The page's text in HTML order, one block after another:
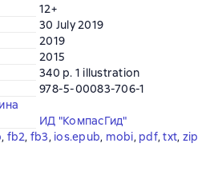
12+
30 July 2019
2019
2015
340 p. 1 illustration
978-5-00083-706-1
ИД "КомпасГид"
, fb2, fb3, ios.epub, mobi, pdf, txt, zip